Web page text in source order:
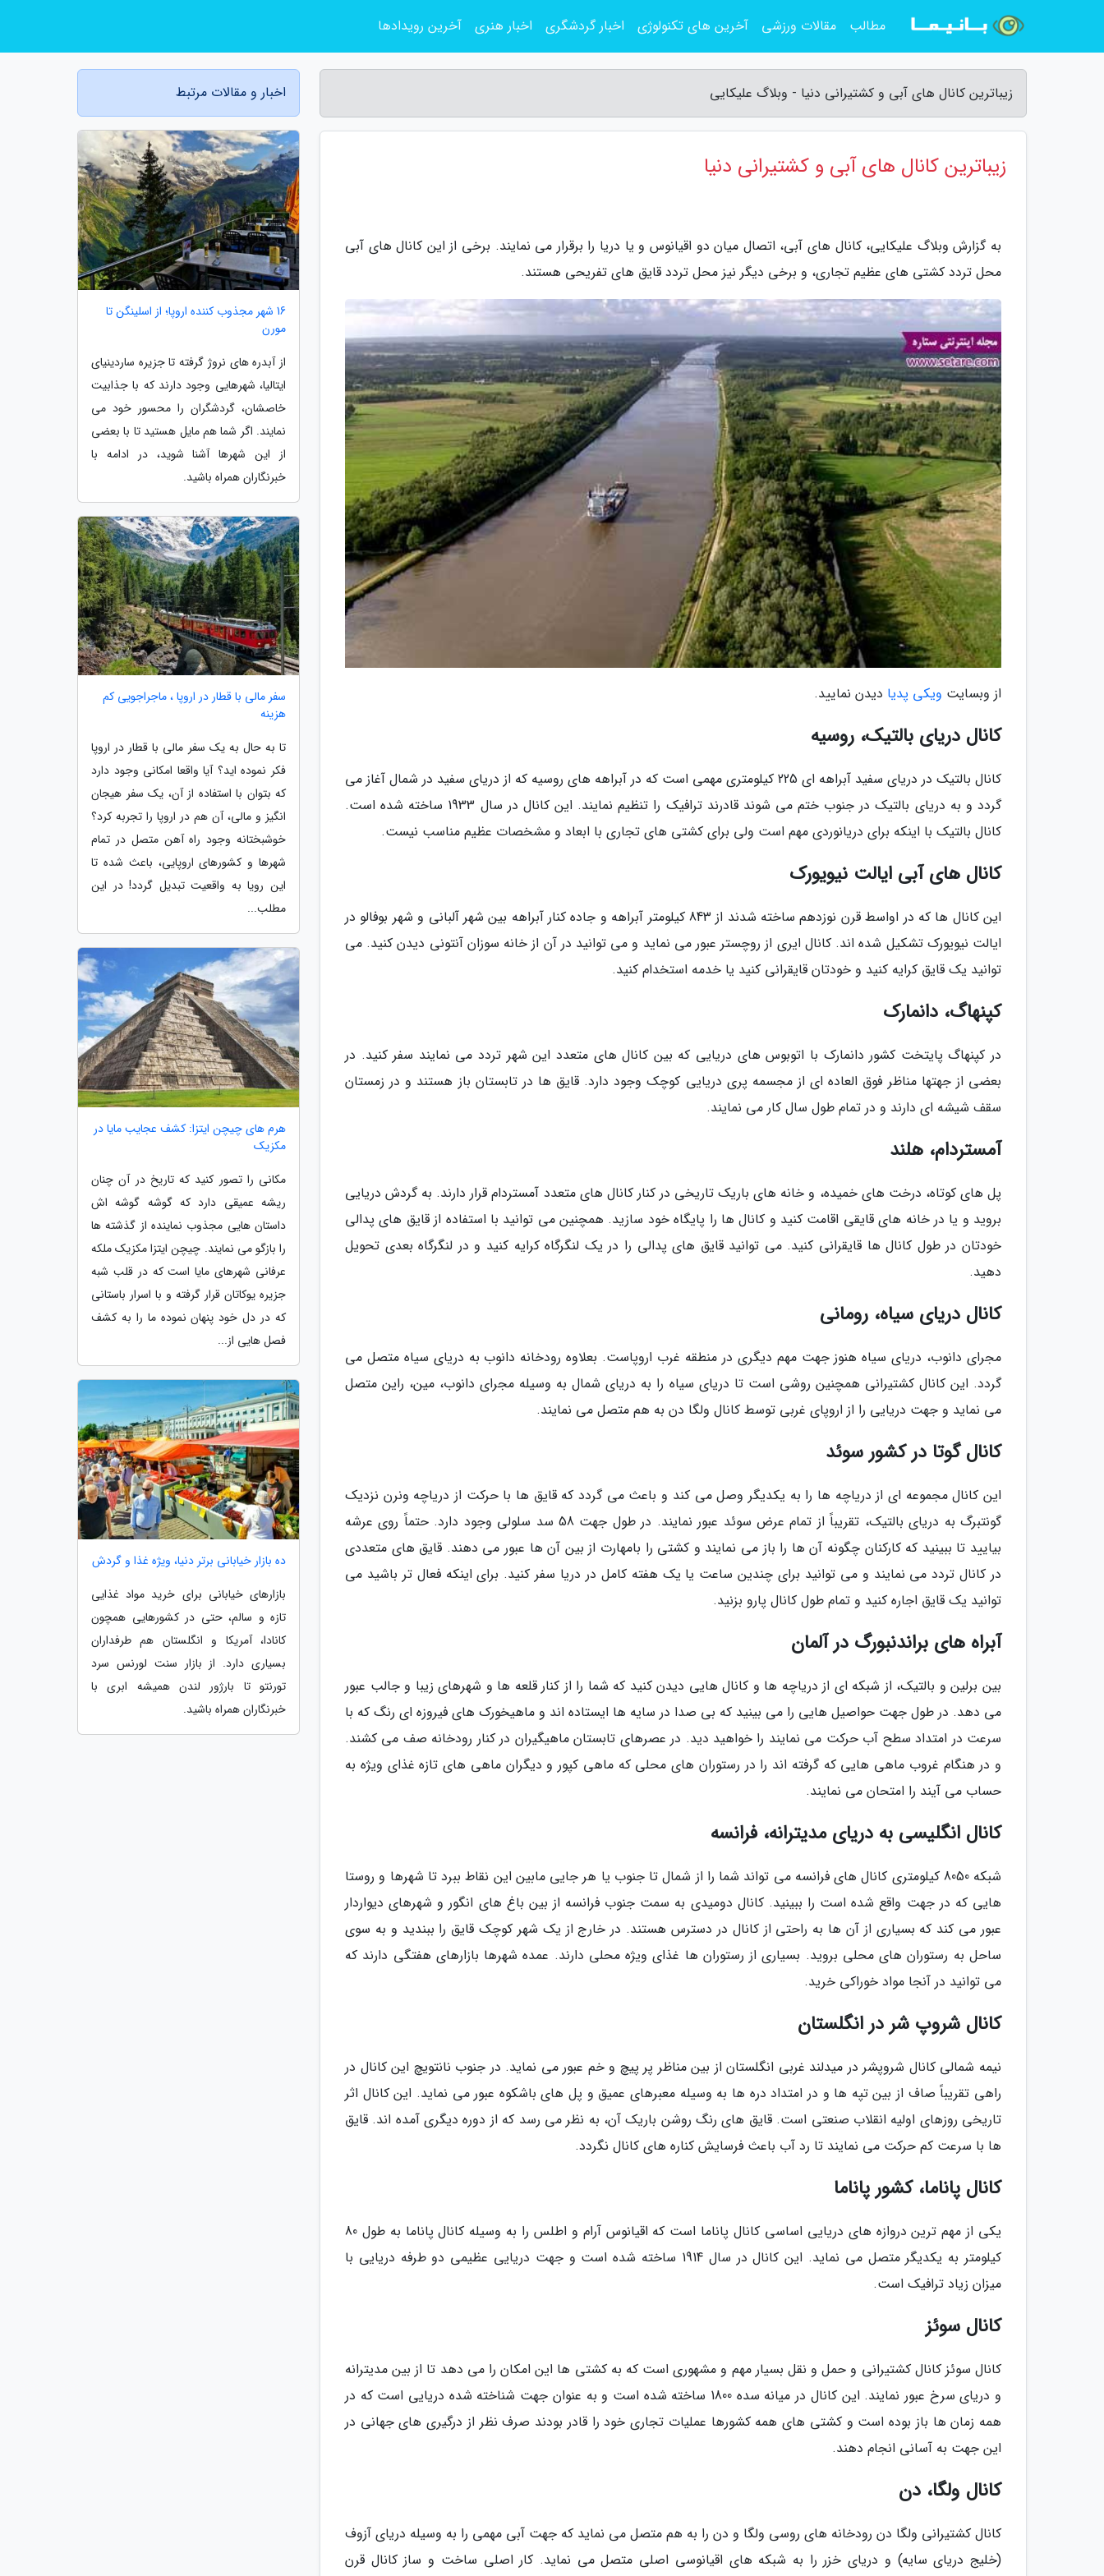
زیباترین کانال های آبی و کشتیرانی دنیا - وبلاگ علیکایی
زیباترین کانال های آبی و کشتیرانی دنیا
به گزارش وبلاگ علیکایی، کانال های آبی، اتصال میان دو اقیانوس و یا دریا را برقرار می نمایند. برخی از این کانال های آبی
محل تردد کشتی های عظیم تجاری، و برخی دیگر نیز محل تردد قایق های تفریحی هستند.
از وبسایت ویکی پدیا دیدن نمایید.
کانال دریای بالتیک، روسیه
کانال بالتیک در دریای سفید آبراهه ای 225 کیلومتری مهمی است که در آبراهه های روسیه که از دریای سفید در شمال آغاز می
گردد و به دریای بالتیک در جنوب ختم می شوند قادرند ترافیک را تنظیم نمایند. این کانال در سال 1933 ساخته شده است.
کانال بالتیک با اینکه برای دریانوردی مهم است ولی برای کشتی های تجاری با ابعاد و مشخصات عظیم مناسب نیست.
کانال های آبی ایالت نیویورک
این کانال ها که در اواسط قرن نوزدهم ساخته شدند از 843 کیلومتر آبراهه و جاده کنار آبراهه بین شهر آلبانی و شهر بوفالو در
ایالت نیویورک تشکیل شده اند. کانال ایری از روچستر عبور می نماید و می توانید در آن از خانه سوزان آنتونی دیدن کنید. می
توانید یک قایق کرایه کنید و خودتان قایقرانی کنید یا خدمه استخدام کنید.
کپنهاگ، دانمارک
در کپنهاگ پایتخت کشور دانمارک با اتوبوس های دریایی که بین کانال های متعدد این شهر تردد می نمایند سفر کنید. در
بعضی از جهتها مناظر فوق العاده ای از مجسمه پری دریایی کوچک وجود دارد. قایق ها در تابستان باز هستند و در زمستان
سقف شیشه ای دارند و در تمام طول سال کار می نمایند.
آمستردام، هلند
پل های کوتاه، درخت های خمیده، و خانه های باریک تاریخی در کنار کانال های متعدد آمستردام قرار دارند. به گردش دریایی
بروید و یا در خانه های قایقی اقامت کنید و کانال ها را پایگاه خود سازید. همچنین می توانید با استفاده از قایق های پدالی
خودتان در طول کانال ها قایقرانی کنید. می توانید قایق های پدالی را در یک لنگرگاه کرایه کنید و در لنگرگاه بعدی تحویل
دهید.
کانال دریای سیاه، رومانی
مجرای دانوب، دریای سیاه هنوز جهت مهم دیگری در منطقه غرب اروپاست. بعلاوه رودخانه دانوب به دریای سیاه متصل می
گردد. این کانال کشتیرانی همچنین روشی است تا دریای سیاه را به دریای شمال به وسیله مجرای دانوب، مین، راین متصل
می نماید و جهت دریایی را از اروپای غربی توسط کانال ولگا دن به هم متصل می نمایند.
کانال گوتا در کشور سوئد
این کانال مجموعه ای از دریاچه ها را به یکدیگر وصل می کند و باعث می گردد که قایق ها با حرکت از دریاچه ونرن نزدیک
گونتبرگ به دریای بالتیک، تقریباً از تمام عرض سوئد عبور نمایند. در طول جهت 58 سد سلولی وجود دارد. حتماً روی عرشه
بیایید تا ببینید که کارکنان چگونه آن ها را باز می نمایند و کشتی را بامهارت از بین آن ها عبور می دهند. قایق های متعددی
در کانال تردد می نمایند و می توانید برای چندین ساعت یا یک هفته کامل در دریا سفر کنید. برای اینکه فعال تر باشید می
توانید یک قایق اجاره کنید و تمام طول کانال پارو بزنید.
آبراه های براندنبورگ در آلمان
بین برلین و بالتیک، از شبکه ای از دریاچه ها و کانال هایی دیدن کنید که شما را از کنار قلعه ها و شهرهای زیبا و جالب عبور
می دهد. در طول جهت حواصیل هایی را می بینید که بی صدا در سایه ها ایستاده اند و ماهیخورک های فیروزه ای رنگ که با
سرعت در امتداد سطح آب حرکت می نمایند را خواهید دید. در عصرهای تابستان ماهیگیران در کنار رودخانه صف می کشند.
و در هنگام غروب ماهی هایی که گرفته اند را در رستوران های محلی که ماهی کپور و دیگران ماهی های تازه غذای ویژه به
حساب می آیند را امتحان می نمایند.
کانال انگلیسی به دریای مدیترانه، فرانسه
شبکه 8050 کیلومتری کانال های فرانسه می تواند شما را از شمال تا جنوب یا هر جایی مابین این نقاط ببرد تا شهرها و روستا
هایی که در جهت واقع شده است را ببینید. کانال دومیدی به سمت جنوب فرانسه از بین باغ های انگور و شهرهای دیواردار
عبور می کند که بسیاری از آن ها به راحتی از کانال در دسترس هستند. در خارج از یک شهر کوچک قایق را ببندید و به سوی
ساحل به رستوران های محلی بروید. بسیاری از رستوران ها غذای ویژه محلی دارند. عمده شهرها بازارهای هفتگی دارند که
می توانید در آنجا مواد خوراکی خرید.
کانال شروپ شر در انگلستان
نیمه شمالی کانال شروپشر در میدلند غربی انگلستان از بین مناظر پر پیچ و خم عبور می نماید. در جنوب نانتویچ این کانال در
راهی تقریباً صاف از بین تپه ها و در امتداد دره ها به وسیله معبرهای عمیق و پل های باشکوه عبور می نماید. این کانال اثر
تاریخی روزهای اولیه انقلاب صنعتی است. قایق های رنگ روشن باریک آن، به نظر می رسد که از دوره دیگری آمده اند. قایق
ها با سرعت کم حرکت می نمایند تا رد آب باعث فرسایش کناره های کانال نگردد.
کانال پاناما، کشور پاناما
یکی از مهم ترین دروازه های دریایی اساسی کانال پاناما است که اقیانوس آرام و اطلس را به وسیله کانال پاناما به طول 80
کیلومتر به یکدیگر متصل می نماید. این کانال در سال 1914 ساخته شده است و جهت دریایی عظیمی دو طرفه دریایی با
میزان زیاد ترافیک است.
کانال سوئز
کانال سوئز کانال کشتیرانی و حمل و نقل بسیار مهم و مشهوری است که به کشتی ها این امکان را می دهد تا از بین مدیترانه
و دریای سرخ عبور نمایند. این کانال در میانه سده 1800 ساخته شده است و به عنوان جهت شناخته شده دریایی است که در
همه زمان ها باز بوده است و کشتی های همه کشورها عملیات تجاری خود را قادر بودند صرف نظر از درگیری های جهانی در
این جهت به آسانی انجام دهند.
کانال ولگا، دن
کانال کشتیرانی ولگا دن رودخانه های روسی ولگا و دن را به هم متصل می نماید که جهت آبی مهمی را به وسیله دریای آزوف
(خلیج دریای سایه) و دریای خزر را به شبکه های اقیانوسی اصلی متصل می نماید. کار اصلی ساخت و ساز کانال قرن
اخبار و مقالات مرتبط
16 شهر مجذوب کننده اروپا؛ از اسلینگن تا
مورن
از آبدره های نروژ گرفته تا جزیره ساردینیای
ایتالیا، شهرهایی وجود دارند که با جذابیت
خاصشان، گردشگران را محسور خود می
نمایند. اگر شما هم مایل هستید تا با بعضی
از این شهرها آشنا شوید، در ادامه با
خبرنگاران همراه باشید.
سفر مالی با قطار در اروپا ، ماجراجویی کم
هزینه
تا به حال به یک سفر مالی با قطار در اروپا
فکر نموده اید؟ آیا واقعا امکانی وجود دارد
که بتوان با استفاده از آن، یک سفر هیجان
انگیز و مالی، آن هم در اروپا را تجربه کرد؟
خوشبختانه وجود راه آهن متصل در تمام
شهرها و کشورهای اروپایی، باعث شده تا
این رویا به واقعیت تبدیل گردد! در این
مطلب...
هرم های چیچن ایتزا: کشف عجایب مایا در
مکزیک
مکانی را تصور کنید که تاریخ در آن چنان
ریشه عمیقی دارد که گوشه گوشه اش
داستان هایی مجذوب نماینده از گذشته ها
را بازگو می نمایند. چیچن ایتزا مکزیک ملکه
عرفانی شهرهای مایا است که در قلب شبه
جزیره یوکاتان قرار گرفته و با اسرار باستانی
که در دل خود پنهان نموده ما را به کشف
فصل هایی از...
ده بازار خیابانی برتر دنیا، ویژه غذا و گردش
بازارهای خیابانی برای خرید مواد غذایی
تازه و سالم، حتی در کشورهایی همچون
کانادا، آمریکا و انگلستان هم طرفداران
بسیاری دارد. از بازار سنت لورنس سرد
تورنتو تا بارژور لندن همیشه ابری با
خبرنگاران همراه باشید.
مطالب مقالات ورزشی آخرین های تکنولوژی اخبار گردشگری اخبار هنری آخرین رویدادها